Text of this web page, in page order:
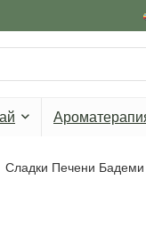
Сладки Печени Бадеми